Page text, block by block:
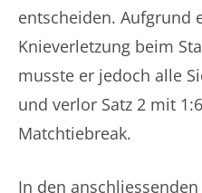
entscheiden. Aufgrund
Knieverletzung beim
musste er jedoch alle
und verlor Satz 2 mit
Matchtiebreak.
In den